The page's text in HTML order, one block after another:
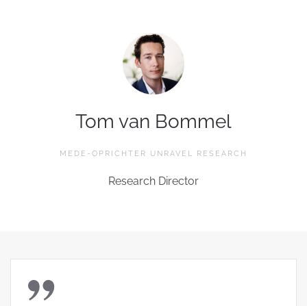
Tom van Bommel
MEDE-OPRICHTER UNRAVEL RESEARCH
Research Director